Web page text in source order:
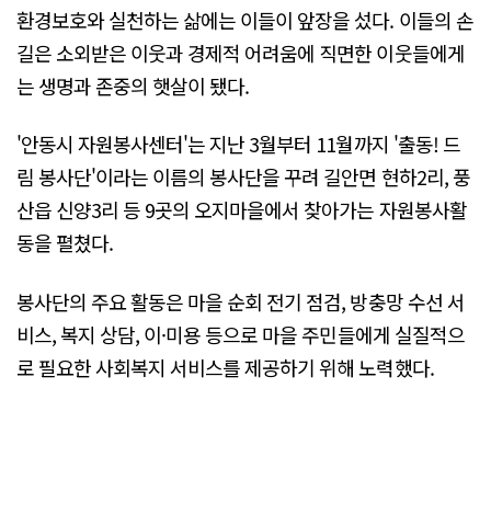
환경보호와 실천하는 삶에는 이들이 앞장을 섰다. 이들의 손
길은 소외받은 이웃과 경제적 어려움에 직면한 이웃들에게
는 생명과 존중의 햇살이 됐다.
'안동시 자원봉사센터'는 지난 3월부터 11월까지 '출동! 드
림 봉사단'이라는 이름의 봉사단을 꾸려 길안면 현하2리, 풍
산읍 신양3리 등 9곳의 오지마을에서 찾아가는 자원봉사활
동을 펼쳤다.
봉사단의 주요 활동은 마을 순회 전기 점검, 방충망 수선 서
비스, 복지 상담, 이·미용 등으로 마을 주민들에게 실질적으
로 필요한 사회복지 서비스를 제공하기 위해 노력했다.